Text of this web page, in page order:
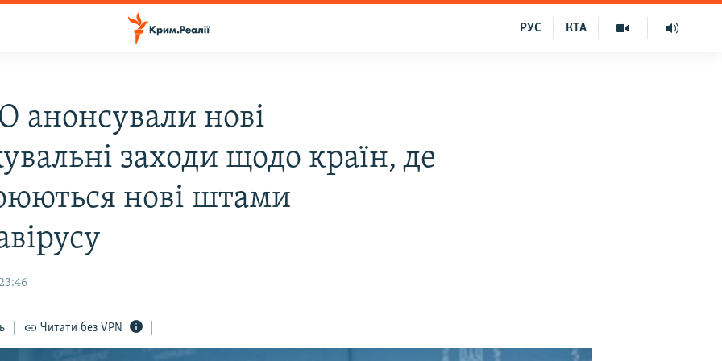
КТА
РУС
анонсували нові
заходи щодо країн, де
нові штами
Читати без VPN